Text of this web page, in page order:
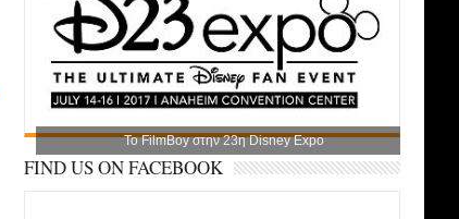
Το FilmBoy στην 23η Disney Expo
FIND US ON FACEBOOK